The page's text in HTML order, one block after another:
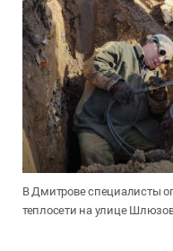
В Дмитрове специалисты
теплосети на улице